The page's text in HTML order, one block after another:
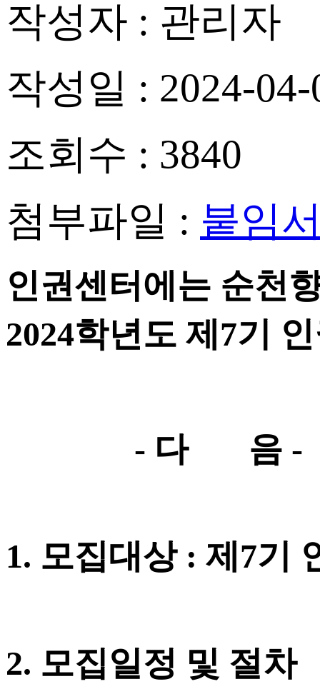
작성자 : 관리자
작성일 : 2024-04-
조회수 : 3840
첨부파일 : 붙임
인권센터에는 순천
2024학년도 제 7기
- 다 음 -
1. 모집대상 : 제 7기
2. 모집일정 및 절차